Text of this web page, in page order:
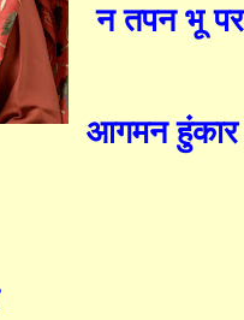
न तपन भू
आगमन हुंकार